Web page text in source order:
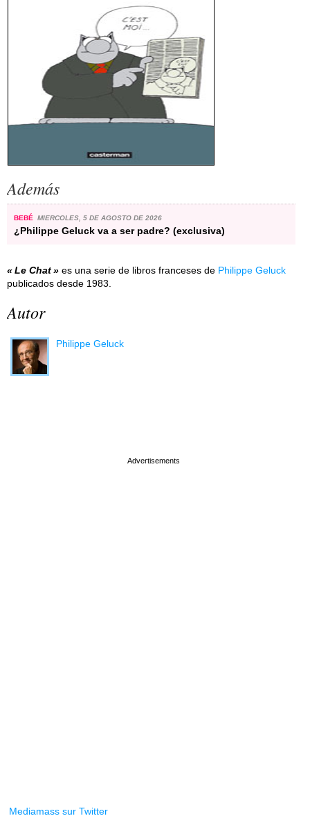
Además
BEBÉ MIERCOLES, 5 DE AGOSTO DE 2026
¿Philippe Geluck va a ser padre? (exclusiva)
Le Chat es una serie de libros franceses de Philippe Geluck
publicados desde 1983.
Autor
Philippe Geluck
Mediamass sur Twitter